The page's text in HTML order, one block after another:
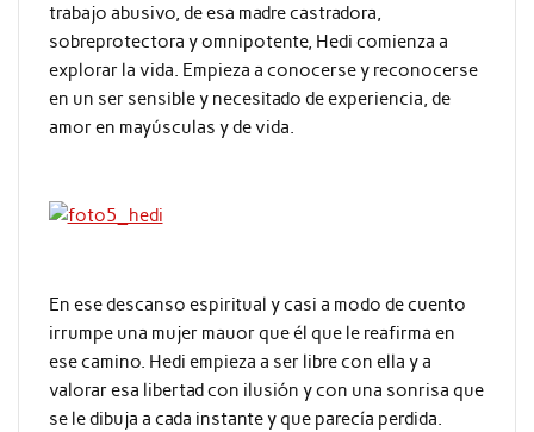
trabajo abusivo, de esa madre castradora,
sobreprotectora y omnipotente, Hedi comienza a
explorar la vida. Empieza a conocerse y reconocerse
en un ser sensible y necesitado de experiencia, de
amor en mayúsculas y de vida.
En ese descanso espiritual y casi a modo de cuento
irrumpe una mujer mauor que él que le reafirma en
ese camino. Hedi empieza a ser libre con ella y a
valorar esa libertad con ilusión y con una sonrisa que
se le dibuja a cada instante y que parecía perdida.